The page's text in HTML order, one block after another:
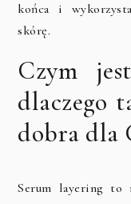
końca i
skórę.
Czym
dlaczego
dobra dla
Serum layering to